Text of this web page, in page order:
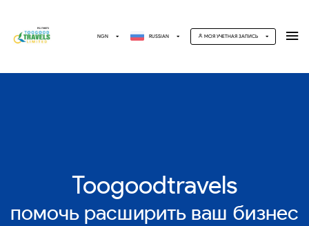
NGN RUSSIAN МОЯ УЧЕТНАЯ ЗАПИСЬ
Toogoodtravels
помочь расширить ваш бизнес